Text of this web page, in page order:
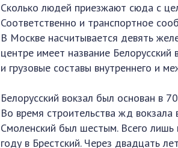
Сколько людей приезжают сюда с
Соответственно и транспортное
В Москве насчитывается девять
центре имеет название Белорусский
и грузовые составы внутреннего и
Белорусский вокзал был основан в
Во время строительства жд
Смоленский был шестым. Всего лишь
году в Брестский. Через двадцать